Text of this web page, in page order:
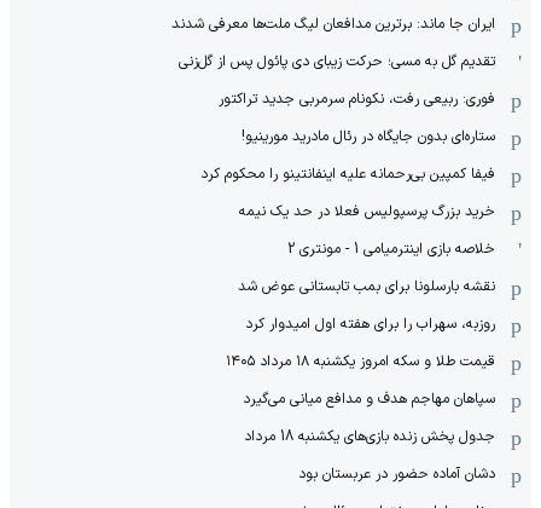
ایران جا ماند: برترین مدافعان لیگ ملت‌ها معرفی شدند
تقدیم گل به مسی؛ حرکت زیبای دی پائول پس از گل‌زنی
فوری: ربیعی رفت، نکونام سرمربی جدید تراکتور
ستاره‌ای بدون جایگاه در رئال مادرید مورینیو!
فیفا کمپین بی‌رحمانه علیه اینفانتینو را محکوم کرد
خرید بزرگ پرسپولیس فعلا در حد یک نیمه
خلاصه بازی اینترمیامی 1 - مونتری 2
نقشه بارسلونا برای بمب تابستانی عوض شد
روزبه، سهراب را برای هفته اول امیدوار کرد
قیمت طلا و سکه امروز یکشنبه ۱۸ مرداد ۱۴۰۵
سپاهان مهاجم هدف و مدافع میانی می‌گیرد
جدول پخش زنده بازی‌های یکشنبه 18 مرداد
دشان آماده حضور در عربستان بود